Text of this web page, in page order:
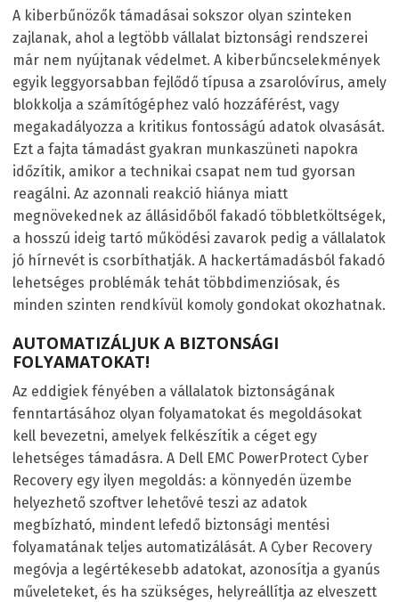
A kiberbűnözők támadásai sokszor olyan szinteken
zajlanak, ahol a legtöbb vállalat biztonsági rendszerei
már nem nyújtanak védelmet. A kiberbűncselekmények
egyik leggyorsabban fejlődő típusa a zsarolóvírus, amely
blokkolja a számítógéphez való hozzáférést, vagy
megakadályozza a kritikus fontosságú adatok olvasását.
Ezt a fajta támadást gyakran munkaszüneti napokra
időzítik, amikor a technikai csapat nem tud gyorsan
reagálni. Az azonnali reakció hiánya miatt
megnövekednek az állásidőből fakadó többletköltségek,
a hosszú ideig tartó működési zavarok pedig a vállalatok
jó hírnevét is csorbíthatják. A hackertámadásból fakadó
lehetséges problémák tehát többdimenziósak, és
minden szinten rendkívül komoly gondokat okozhatnak.
AUTOMATIZÁLJUK A BIZTONSÁGI
FOLYAMATOKAT!
Az eddigiek fényében a vállalatok biztonságának
fenntartásához olyan folyamatokat és megoldásokat
kell bevezetni, amelyek felkészítik a céget egy
lehetséges támadásra. A Dell EMC PowerProtect Cyber
Recovery egy ilyen megoldás: a könnyedén üzembe
helyezhető szoftver lehetővé teszi az adatok
megbízható, mindent lefedő biztonsági mentési
folyamatának teljes automatizálását. A Cyber Recovery
megóvja a legértékesebb adatokat, azonosítja a gyanús
műveleteket, és ha szükséges, helyreállítja az elveszett